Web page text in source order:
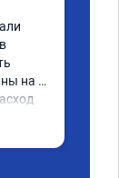
на